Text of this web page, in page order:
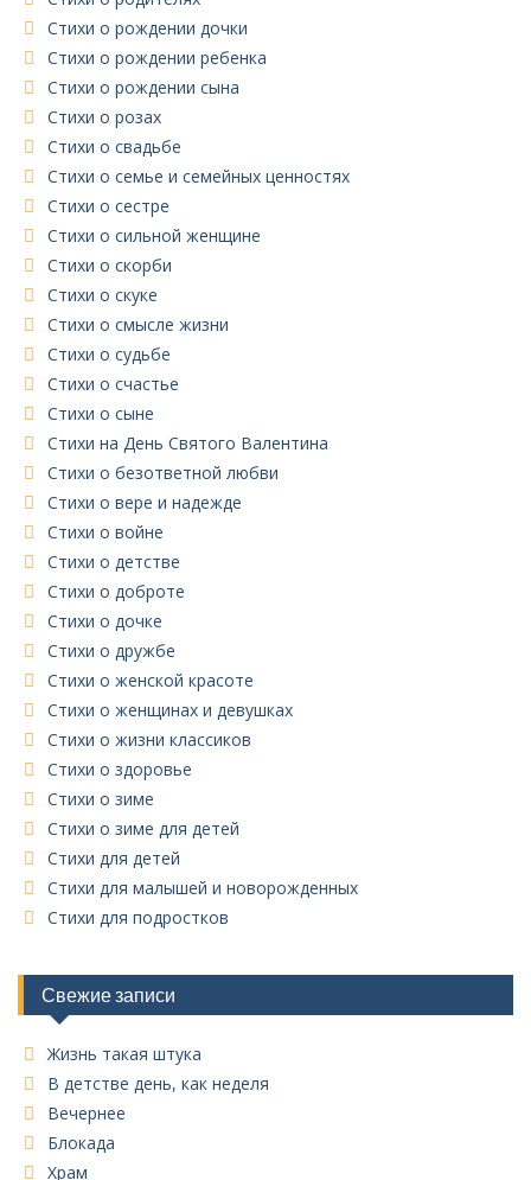
Стихи о рождении дочки
Стихи о рождении ребенка
Стихи о рождении сына
Стихи о розах
Стихи о свадьбе
Стихи о семье и семейных ценностях
Стихи о сестре
Стихи о сильной женщине
Стихи о скорби
Стихи о скуке
Стихи о смысле жизни
Стихи о судьбе
Стихи о счастье
Стихи о сыне
Стихи на День Святого Валентина
Стихи о безответной любви
Стихи о вере и надежде
Стихи о войне
Стихи о детстве
Стихи о доброте
Стихи о дочке
Стихи о дружбе
Стихи о женской красоте
Стихи о женщинах и девушках
Стихи о жизни классиков
Стихи о здоровье
Стихи о зиме
Стихи о зиме для детей
Стихи для детей
Стихи для малышей и новорожденных
Стихи для подростков
Свежие записи
Жизнь такая штука
В детстве день, как неделя
Вечернее
Блокада
Храм